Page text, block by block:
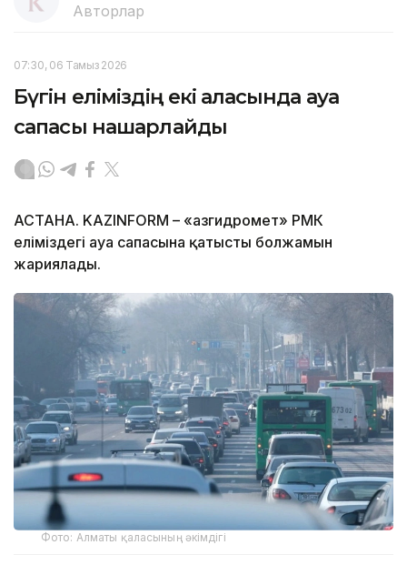
Авторлар
07:30, 06 Тамыз 2026
Бүгін еліміздің екі қаласында ауа
сапасы нашарлайды
АСТАНА. KAZINFORM – «Қазгидромет» РМК
еліміздегі ауа сапасына қатысты болжамын
жариялады.
Фото: Алматы қаласының әкімдігі